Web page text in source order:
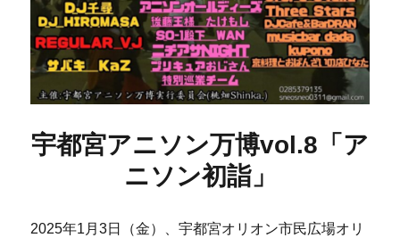
宇都宮アニソン万博vol.8「ア
ニソン初詣」
2025年1月3日（金）、宇都宮オリオン市民広場オリ